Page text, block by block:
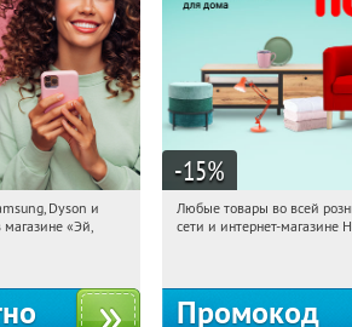
Получи первым!
Dyson и
магазине «Эй,
-15%
08:37:48
Любые товары во всей
сети и интернет-магазине
Промокод